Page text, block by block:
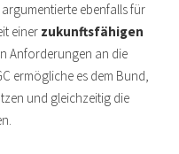
argumentierte ebenfalls für
einer zukunftsfähigen
Anforderungen an die
ermögliche es dem Bund,
und gleichzeitig die